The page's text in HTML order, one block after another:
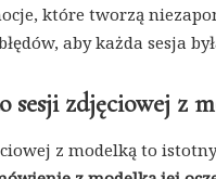
które tworzą
aby każda sesja
sesji zdjęciowej z
z modelką to